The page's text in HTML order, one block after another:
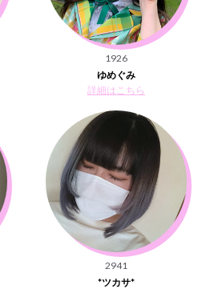
1926
ゆめぐみ
詳細はこちら
2941
*ツカサ*